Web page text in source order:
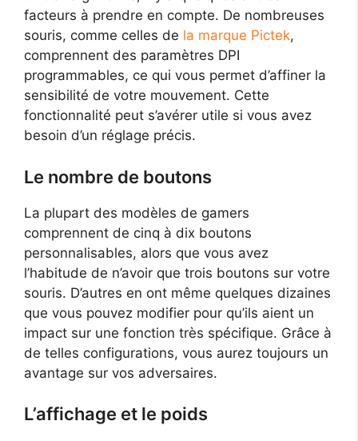
facteurs à prendre en compte. De nombreuses
souris, comme celles de la marque Pictek,
comprennent des paramètres DPI
programmables, ce qui vous permet d’affiner la
sensibilité de votre mouvement. Cette
fonctionnalité peut s’avérer utile si vous avez
besoin d’un réglage précis.
Le nombre de boutons
La plupart des modèles de gamers
comprennent de cinq à dix boutons
personnalisables, alors que vous avez
l’habitude de n’avoir que trois boutons sur votre
souris. D’autres en ont même quelques dizaines
que vous pouvez modifier pour qu’ils aient un
impact sur une fonction très spécifique. Grâce à
de telles configurations, vous aurez toujours un
avantage sur vos adversaires.
L’affichage et le poids